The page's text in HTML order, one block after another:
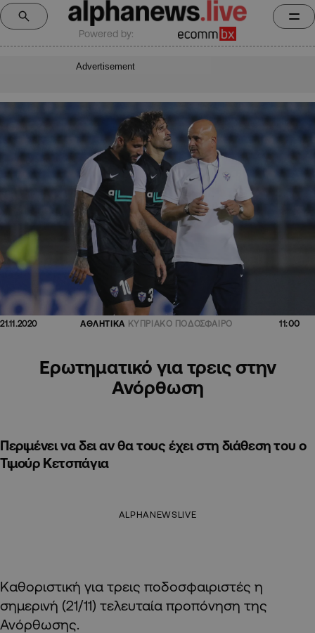
Powered by:
Advertisement
21.11.2020 ΑΘΛΗΤΙΚΑ ΚΥΠΡΙΑΚΟ ΠΟΔΟΣΦΑΙΡΟ 11:00
Ερωτηματικό για τρεις στην
Ανόρθωση
Περιμένει να δει αν θα τους έχει στη διάθεση του ο
Τιμούρ Κετσπάγια
ALPHANEWSLIVE
Καθοριστική για τρεις ποδοσφαιριστές η
σημερινή (21/11) τελευταία προπόνηση της
Ανόρθωσης.